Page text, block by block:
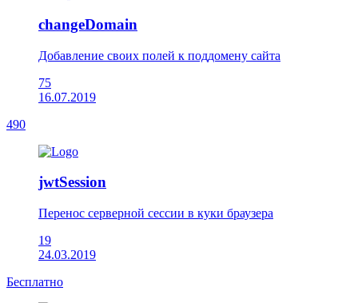
changeDomain
Добавление своих полей к поддомену сайта
75
16.07.2019
490
jwtSession
Перенос серверной сессии в куки браузера
19
24.03.2019
Бесплатно